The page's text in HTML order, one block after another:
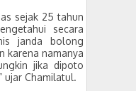
sejak 25 tahun
secara
janda bolong
karena namanya
jika dipoto
ujar Chamilatul.